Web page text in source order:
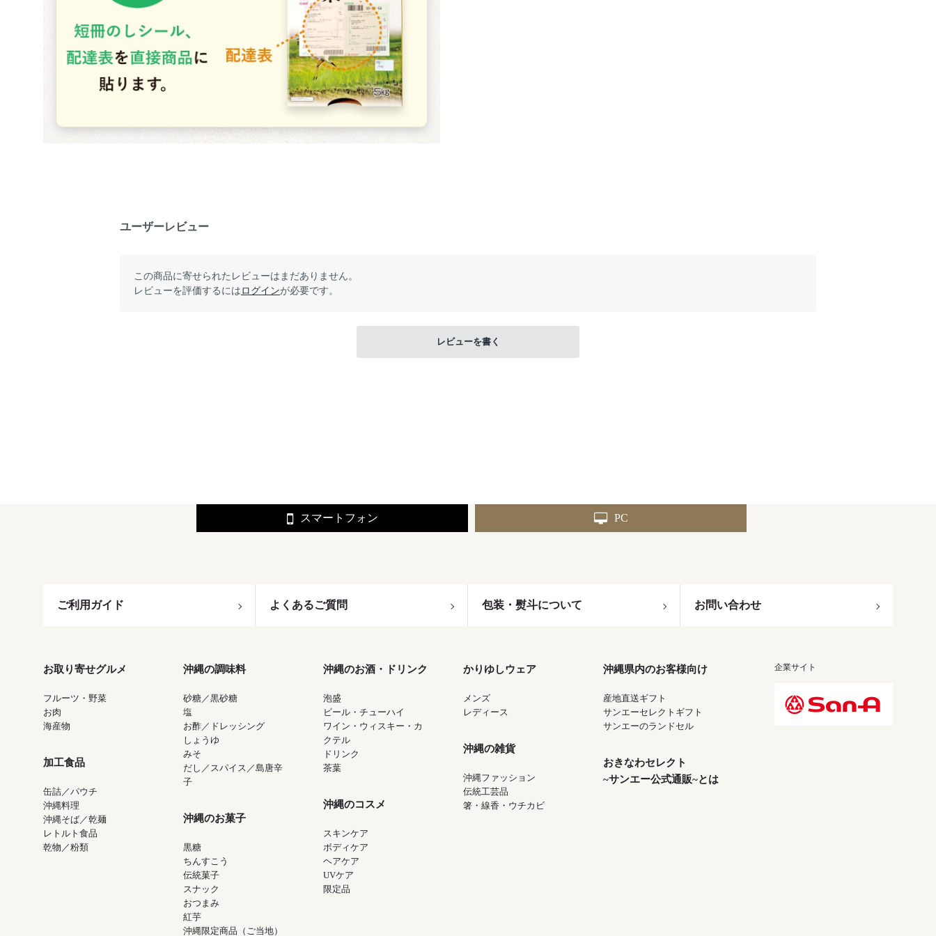
ユーザーレビュー
この商品に寄せられたレビューはまだありません。
レビューを評価するには ログインが必要です。
レビューを書く
スマートフォン PC
ご利用ガイド よくあるご質問 包装・熨斗について お問い合わせ
お取り寄せグルメ
フルーツ・野菜
お肉
海産物
加工食品
缶詰／パウチ
沖縄料理
沖縄そば／乾麺
レトルト食品
乾物／粉類
沖縄の調味料
砂糖／黒砂糖
塩
お酢／ドレッシング
しょうゆ
みそ
だし／スパイス／島唐辛
子
沖縄のお菓子
黒糖
ちんすこう
伝統菓子
スナック
おつまみ
紅芋
沖縄限定商品（ご当地）
沖縄のお酒・ドリンク
泡盛
ビール・チューハイ
ワイン・ウィスキー・カ
クテル
ドリンク
茶葉
沖縄のコスメ
スキンケア
ボディケア
ヘアケア
UVケア
限定品
かりゆしウェア
メンズ
レディース
沖縄の雑貨
沖縄ファッション
伝統工芸品
箸・線香・ウチカビ
沖縄県内のお客様向け
産地直送ギフト
サンエーセレクトギフト
サンエーのランドセル
おきなわセレクト
~サンエー公式通販~とは
企業サイト